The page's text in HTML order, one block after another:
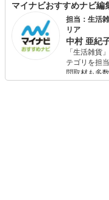
マイナビおすすめナビ編
担当：生活
リア
中村 亜紀
「生活雑貨
テゴリを担
問取材も多
りや壁紙チ